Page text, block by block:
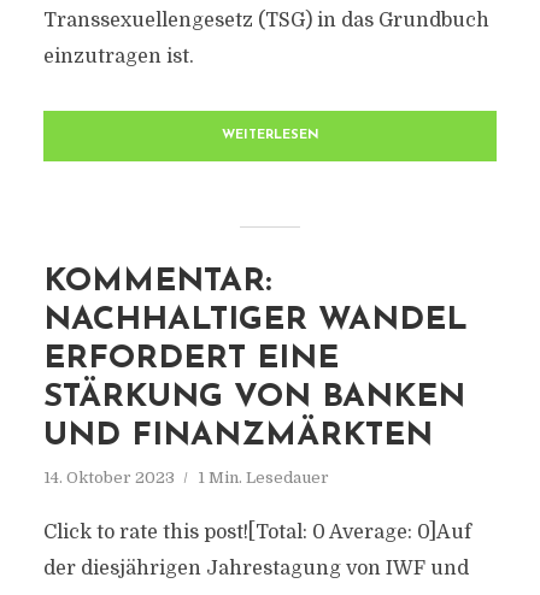
Transsexuellengesetz (TSG) in das Grundbuch
einzutragen ist.
WEITERLESEN
KOMMENTAR:
NACHHALTIGER WANDEL
ERFORDERT EINE
STÄRKUNG VON BANKEN
UND FINANZMÄRKTEN
14. Oktober 2023 1 Min. Lesedauer
Click to rate this post![Total: 0 Average: 0]Auf
der diesjährigen Jahrestagung von IWF und